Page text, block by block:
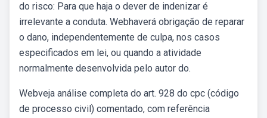
do risco: Para que haja o dever de indenizar é
irrelevante a conduta. Webhaverá obrigação de reparar
o dano, independentemente de culpa, nos casos
especificados em lei, ou quando a atividade
normalmente desenvolvida pelo autor do.
Webveja análise completa do art. 928 do cpc (código
de processo civil) comentado, com referência